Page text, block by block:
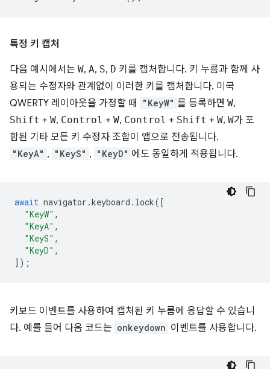
특정 키 캡처
다음 예시에서는 W, A, S, D 키를 캡처합니다. 키 누름과 함께 사
용되는 수정자와 관계없이 이러한 키를 캡처합니다. 미국
QWERTY 레이아웃을 가정할 때
"KeyW" 를 등록하면 W,
Shift + W, Control + W, Control + Shift + W, W가 포
함된 기타 모든 키 수정자 조합이 앱으로 전송됩니다.
"KeyA" , "KeyS" , "KeyD" 에도 동일하게 적용됩니다.
await navigator .keyboard . lock([
"KeyW" ,
"KeyA" ,
"KeyS" ,
"KeyD" ,
]);
키보드 이벤트를 사용하여 캡처된 키 누름에 응답할 수 있습니
다. 예를 들어 다음 코드는 onkeydown 이벤트를 사용합니다.